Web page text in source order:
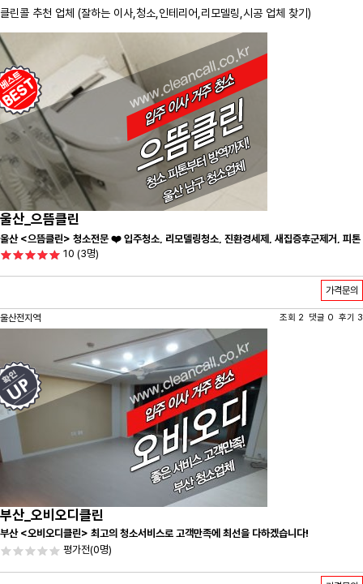
클린콜 추천 업체 (잘하는 이사, 청소 ,인테리어,리모델링,시공 업체 찾기)
울산_으뜸클린
울산 <으뜸클린> 청소전문 ❤️ 입주청소, 리모델링청소, 진환경세제, 새집증후군제거, 피톤
치드시공 전문 청소 업체 ❤️
10 (3명)
가격문의
울산전지역 조회 2 댓글 0 후기 3
부산_오비오디클린
부산 <오비오디클린> 최고의 청소서비스로 고객만족에 최선을 다하겠습니다!
평가전(0명)